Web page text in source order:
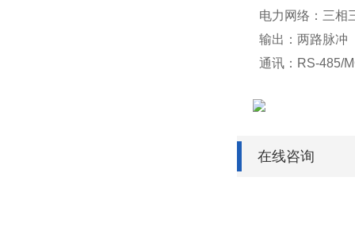
电力网络：三
输出：两路
通讯：RS-485/
在线咨询